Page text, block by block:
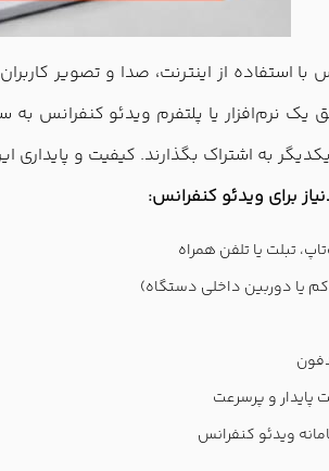
با استفاده از اینترنت، صدا و تصویر
یک نرم‌افزار یا پلتفرم ویدئو کنفرانس
یکدیگر به اشتراک بگذارند. کیفیت و
برای ویدئو کنفرانس:
تبلت یا تلفن همراه
یا دوربین داخلی دستگاه)
پایدار و پرسرعت
ویدئو کنفرانس